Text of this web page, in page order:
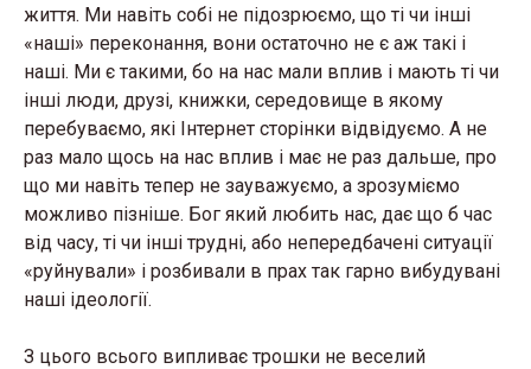
життя. Ми навіть собі не підозрюємо, що ті чи інші
«наші» переконання, вони остаточно не є аж такі і
наші. Ми є такими, бо на нас мали вплив і мають ті чи
інші люди, друзі, книжки, середовище в якому
перебуваємо, які Інтернет сторінки відвідуємо. А не
раз мало щось на нас вплив і має не раз дальше, про
що ми навіть тепер не зауважуємо, а зрозуміємо
можливо пізніше. Бог який любить нас, дає що б час
від часу, ті чи інші трудні, або непередбачені ситуації
«руйнували» і розбивали в прах так гарно вибудувані
наші ідеології.
З цього всього випливає трошки не веселий